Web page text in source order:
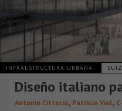
INFRAESTRUCTURA URBANA
Diseño italiano
Antonio Citterio, Patricia Viel,